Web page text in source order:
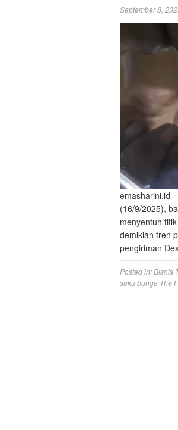
September 8,
emasharini.id
(16/9/2025),
menyentuh
demikian tren
pengiriman
Posted in:Bisnis
suku bunga The